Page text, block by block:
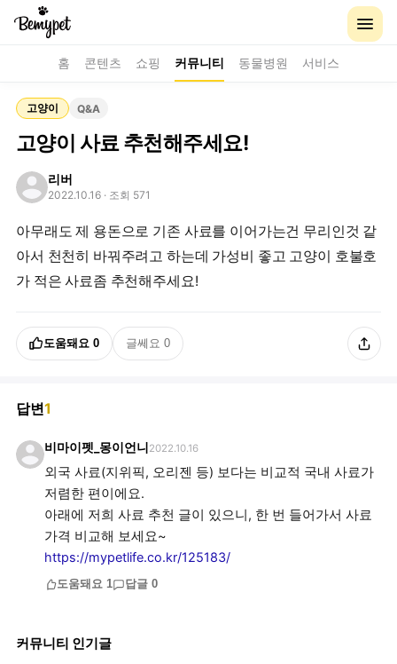
홈 콘텐츠 쇼핑 커뮤니티 동물병원 서비스
고양이 Q&A
고양이 사료 추천해주세요!
리버
2022.10.16 · 조회 571
아무래도 제 용돈으로 기존 사료를 이어가는건 무리인것 같
아서 천천히 바꿔주려고 하는데 가성비 좋고 고양이 호불호
가 적은 사료좀 추천해주세요!
도움돼요 0 글쎄요 0
답변1
비마이펫_몽이언니 2022.10.16
외국 사료(지위픽, 오리젠 등) 보다는 비교적 국내 사료가
저렴한 편이에요.
아래에 저희 사료 추천 글이 있으니, 한 번 들어가서 사료
https://mypetlife.co.kr/125183/
도움돼요 1 답글 0
커뮤니티 인기글